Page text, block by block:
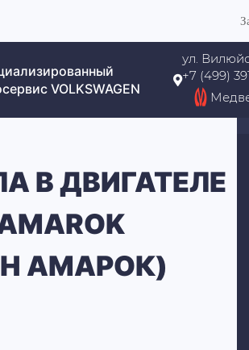
VOLKSWAGEN
ул.
+7 (499)
В ДВИГАТЕЛЕ
АМАРОК)